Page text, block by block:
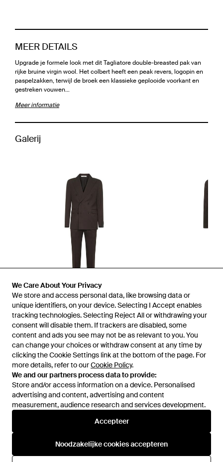
We Care About Your Privacy
We store and access personal data, like browsing data or
unique identifiers, on your device. Selecting I Accept enables
tracking technologies. Selecting Reject All or withdrawing your
consent will disable them. If trackers are disabled, some
content and ads you see may not be as relevant to you. You
can change your choices or withdraw consent at any time by
clicking the Cookie Settings link at the bottom of the page. For
more details, refer to ourCookie Policy.
We and our partners process data to provide:
Store and/or access information on a device. Personalised
advertising and content, advertising and content
measurement, audience research and services development.
Accepteer
Noodzakelijke cookies accepteren
MEER DETAILS
Upgrade je formele look met dit Tagliatore double-breasted pak van
rijke bruine virgin wool. Het colbert heeft een peak revers, logopin en
paspelzakken, terwijl de broek een klassieke geplooide voorkant en
gestreken vouwen…
Meer informatie
Galerij
Eerder verkocht bij:Miinto
Hulp en informatie